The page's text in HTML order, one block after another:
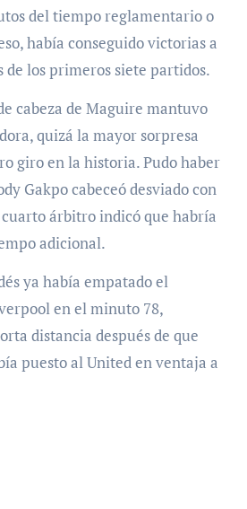
del tiempo reglamentario o
había conseguido victorias a
de los primeros siete partidos.
cabeza de Maguire mantuvo
quizá la mayor sorpresa
giro en la historia. Pudo haber
Gakpo cabeceó desviado con
árbitro indicó que habría
adicional.
ya había empatado el
en el minuto 78,
distancia después de que
puesto al United en ventaja a